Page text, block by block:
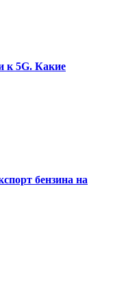
к 5G. Какие
бензина на